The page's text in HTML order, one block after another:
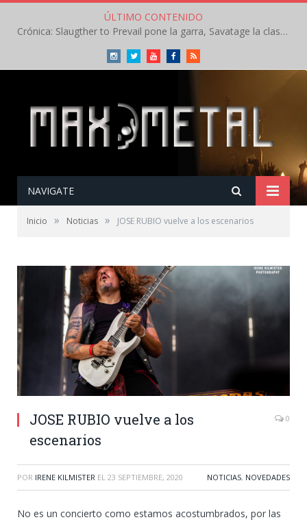
ÚLTIMO CONTENIDO
Crónica: Slaugther to Prevail pone la garra, Savatage la clase en la apertura del Leyendas del Rock – Miércoles – Agosto 2026
InstagramTwitterYoutubeFacebookRSS
NAVIGATE
Inicio » Noticias » JOSE RUBIO vuelve a los escenarios
JOSE RUBIO vuelve a los
escenarios
0
POR IRENE KILMISTER EL 23 SEPTIEMBRE, 2020 NOTICIAS, NOVEDADES
No es un concierto como estamos acostumbrados, por las